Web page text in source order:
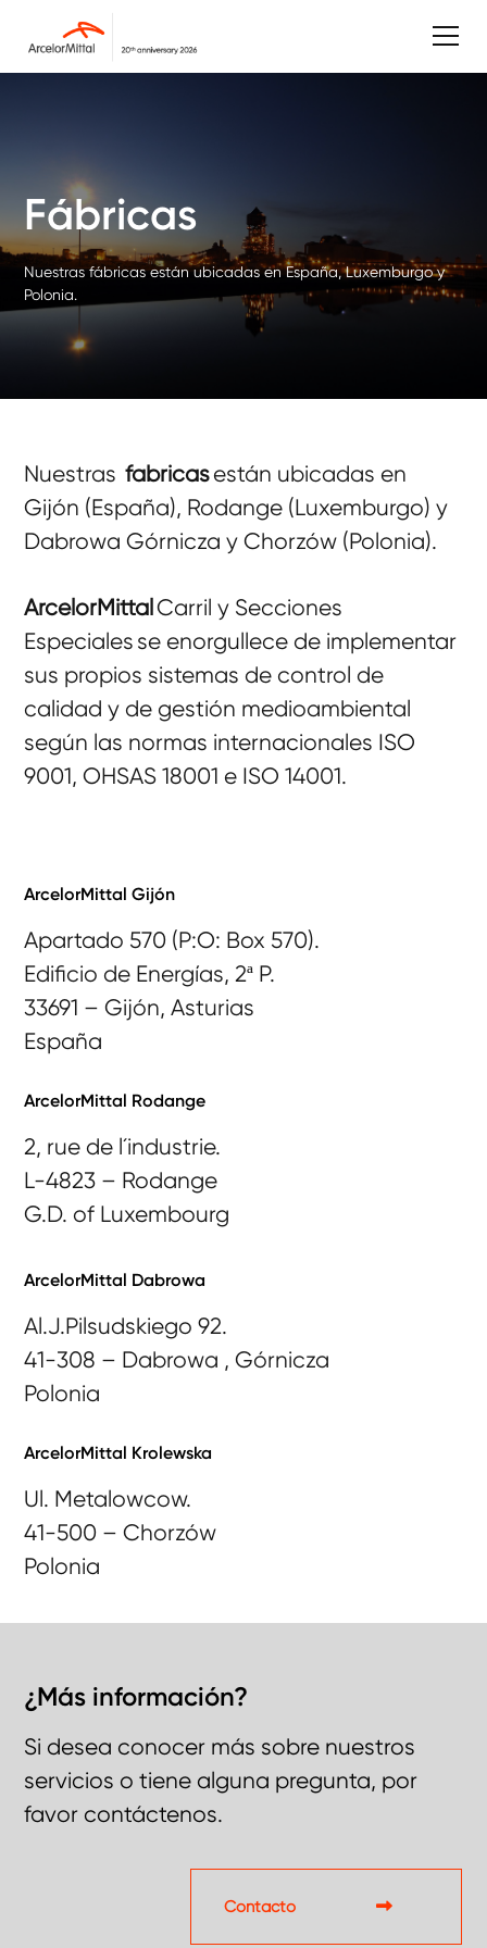
Fábricas
Nuestras fábricas están ubicadas en España, Luxemburgo y
Polonia.
Nuestrasfabricasestán ubicadas en
Gijón (España), Rodange (Luxemburgo) y
Dabrowa Górnicza y Chorzów (Polonia).
ArcelorMittalCarril y Secciones
Especiales se enorgullece de implementar
sus propios sistemas de control de
calidad y de gestión medioambiental
según las normas internacionales ISO
9001, OHSAS 18001 e ISO 14001.
ArcelorMittal Gijón
Apartado 570 (P:O: Box 570).
Edificio de Energías, 2ª P.
33691 – Gijón, Asturias
España
ArcelorMittal Rodange
2, rue de l´industrie.
L-4823 – Rodange
G.D. of Luxembourg
ArcelorMittal Dabrowa
Al.J.Pilsudskiego 92.
41-308 – Dabrowa , Górnicza
Polonia
ArcelorMittal Krolewska
Ul. Metalowcow.
41-500 – Chorzów
Polonia
¿Más información?
Si desea conocer más sobre nuestros
servicios o tiene alguna pregunta, por
favor contáctenos.
Contacto